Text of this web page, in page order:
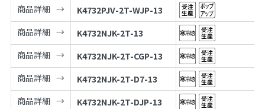
商品詳細
K4732PJV-2T-WJP-13
商品詳細
K4732NJK-2T-13
商品詳細
K4732NJK-2T-CGP-13
商品詳細
K4732NJK-2T-D7-13
商品詳細
K4732NJK-2T-DJP-13